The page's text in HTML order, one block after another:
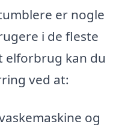
er nogle
i de fleste
elforbrug kan du
ved at:
og